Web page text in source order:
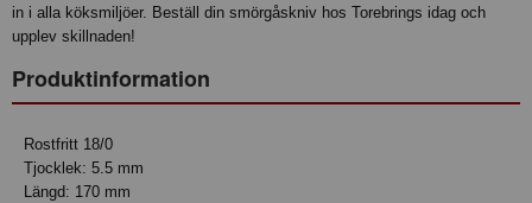
in i alla köksmiljöer. Beställ din smörgåskniv hos Torebrings idag och
upplev skillnaden!
Produktinformation
Rostfritt 18/0
Tjocklek: 5.5 mm
Längd: 170 mm